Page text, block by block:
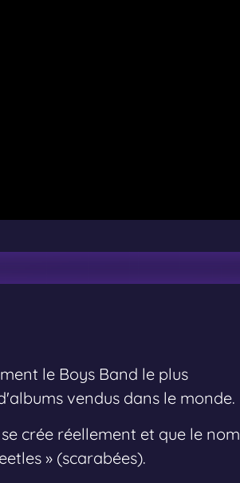
le Boys Band le plus
vendus dans le monde.
crée réellement et que le nom
» (scarabées).